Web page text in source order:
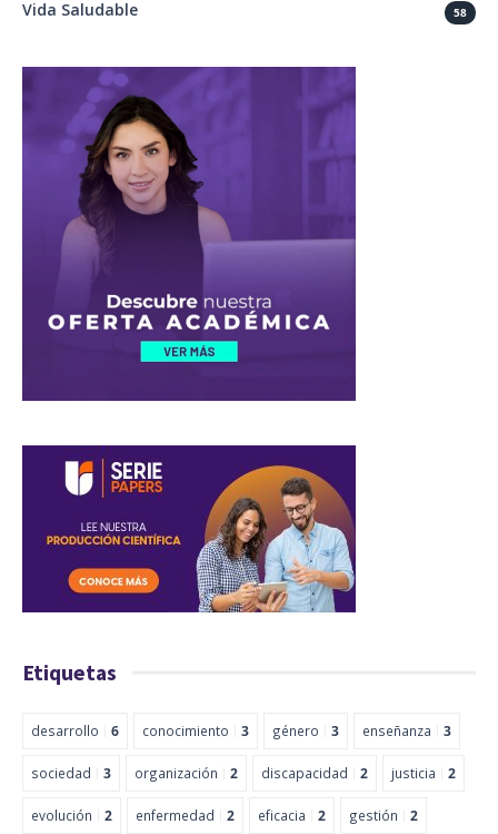
Vida Saludable 58
Etiquetas
desarrollo 6 conocimiento 3 género 3 enseñanza 3
sociedad 3 organización 2 discapacidad 2 justicia 2
evolución 2 enfermedad 2 eficacia 2 gestión 2